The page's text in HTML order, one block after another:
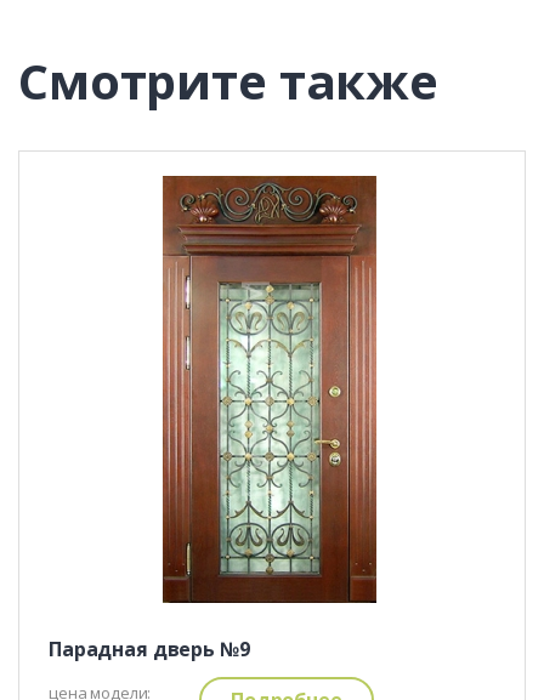
Смотрите также
Парадная дверь №9
цена модели: